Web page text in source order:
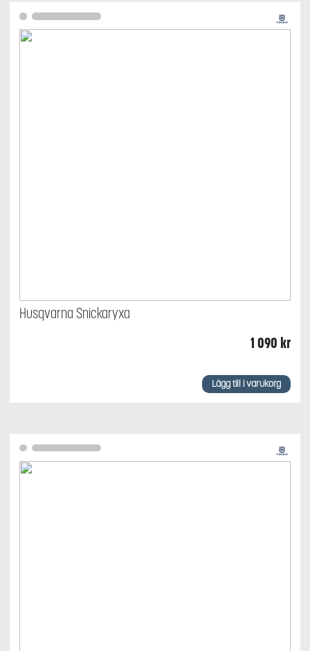
Husqvarna Snickaryxa
1 090 kr
Lägg till i varukorg